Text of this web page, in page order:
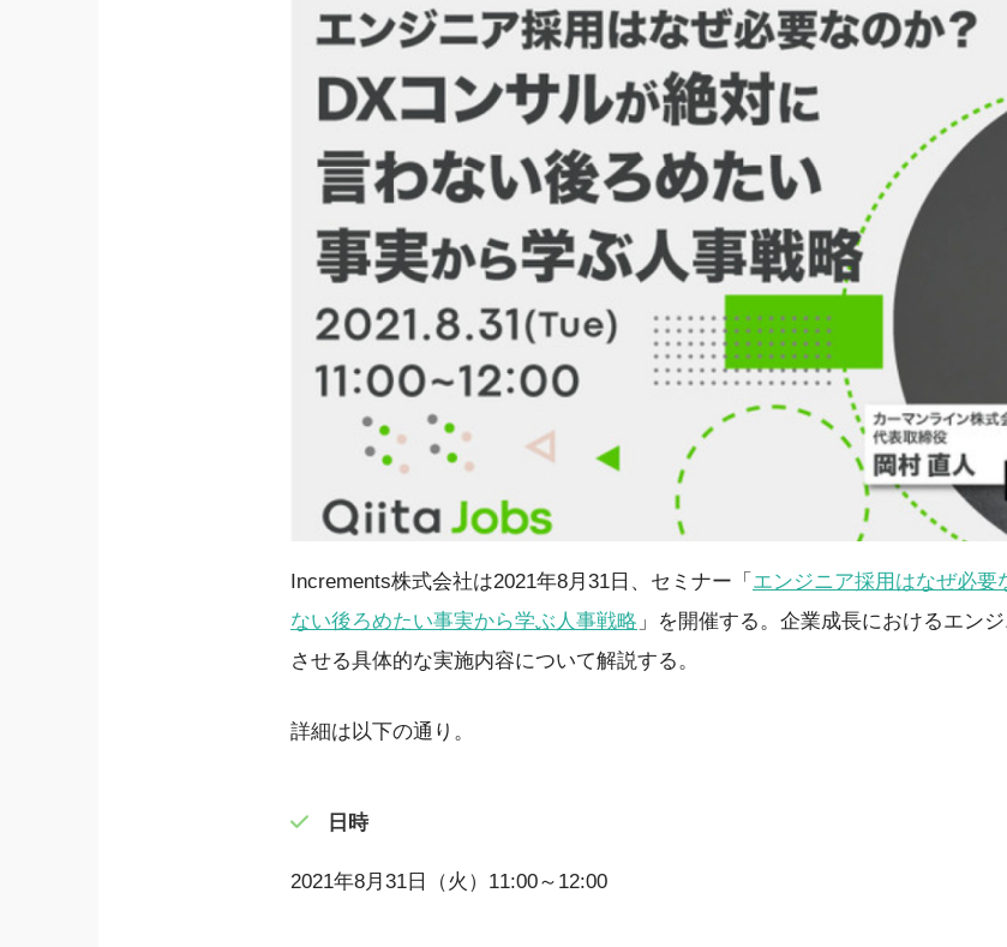
Increments株式会社は2021年8月31日、セミナー「 エンジニア採用はなぜ必要
ない後ろめたい事実から学ぶ人事戦略 」を開催する。企業成長におけるエン
させる具体的な実施内容について解説する。
詳細は以下の通り。
日時
2021年8月31日（火）11:00～12:00